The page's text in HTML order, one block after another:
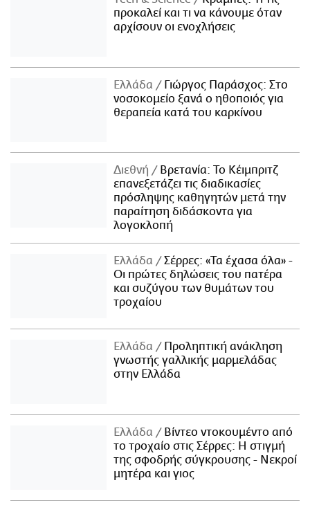
προκαλεί και τι να κάνουμε όταν
αρχίσουν οι ενοχλήσεις
Ελλάδα
Γιώργος Παράσχος: Στο
νοσοκομείο ξανά ο ηθοποιός για
θεραπεία κατά του καρκίνου
Διεθνή
Βρετανία: Το Κέιμπριτζ
επανεξετάζει τις διαδικασίες
πρόσληψης καθηγητών μετά την
παραίτηση διδάσκοντα για
λογοκλοπή
Ελλάδα
Σέρρες: «Τα έχασα όλα» -
Οι πρώτες δηλώσεις του πατέρα
και συζύγου των θυμάτων του
τροχαίου
Ελλάδα
Προληπτική ανάκληση
γνωστής γαλλικής μαρμελάδας
στην Ελλάδα
Ελλάδα
Βίντεο ντοκουμέντο από
το τροχαίο στις Σέρρες: Η στιγμή
της σφοδρής σύγκρουσης - Νεκροί
μητέρα και γιος